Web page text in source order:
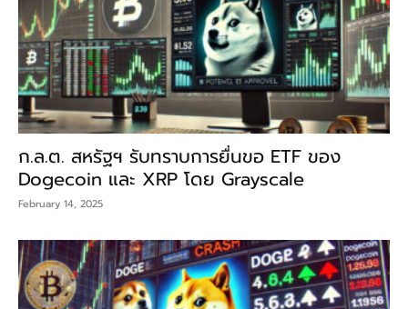
ก.ล.ต. สหรัฐฯ รับทราบการยื่นขอ ETF ของ
Dogecoin และ XRP โดย Grayscale
February 14, 2025